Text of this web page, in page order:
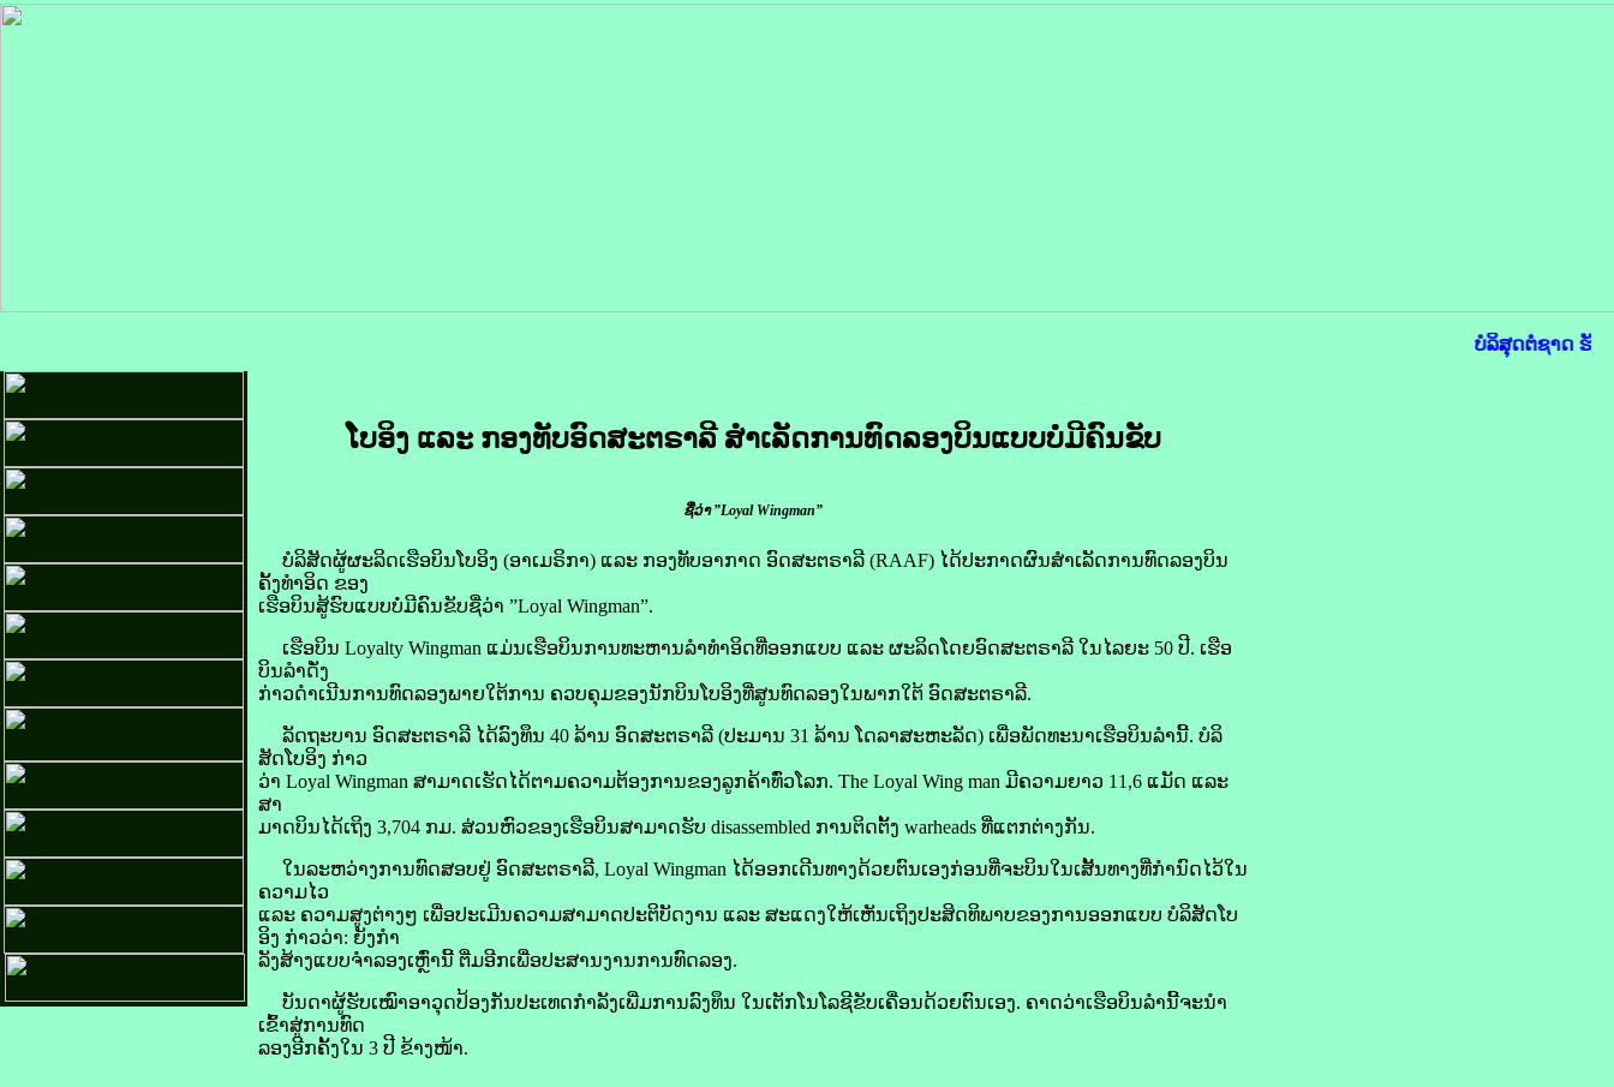
ບໍລິສຸດຕໍ່ຊາດ ຮັບ
ໂບອິງ ແລະ ກອງທັບອົດສະຕຣາລີ ສຳເລັດການທົດລອງບິນແບບບໍ່ມີຄົນຂັບ
ຊື່ວ່າ ”Lo­yal Wingman”
ບໍລິສັດຜູ້ຜະລິດເຮືອບິນໂບອິງ (ອາເມຣິກາ) ແລະ ກອງທັບອາກາດ ອົດສະຕຣາລີ (RAAF) ໄດ້ປະກາດຜົນສຳເລັດການທົດລອງບິນ
ຄັ້ງທຳອິດ ຂອງ
ເຮືອບິນສູ້ຮົບແບບບໍ່ມີຄົນຂັບຊື່ວ່າ ”Lo­yal Wingman”.
ເຮືອບິນ Loyalty Wingman ແມ່ນເຮືອບິນການທະຫານລຳທຳອິດທີ່ອອກແບບ ແລະ ຜະລິດໂດຍອົດສະຕຣາລີ ໃນໄລຍະ 50 ປີ. ເຮືອ
ບິນລໍາດັ່ງ
ກ່າວດໍາເນີນການທົດລອງພາຍໃຕ້ການ ຄວບຄຸມຂອງນັກບິນໂບອິງທີ່ສູນທົດລອງໃນພາກໃຕ້ ອົດສະຕຣາລີ.
ລັດຖະບານ ອົດສະຕຣາລີ ໄດ້ລົງທຶນ 40 ລ້ານ ອົດສະຕຣາລີ (ປະມານ 31 ລ້ານ ໂດລາສະຫະລັດ) ເພື່ອພັດທະນາເຮືອບິນລຳນີ້. ບໍລິ
ສັດໂບອິງ ກ່າວ
ວ່າ Loyal Wing­man ສາມາດເຮັດໄດ້ຕາມຄວາມຕ້ອງການຂອງລູກຄ້າທົ່ວໂລກ. The Loyal Wing man ມີຄວາມຍາວ 11,6 ແມັດ ແລະ
ສາ
ມາດບິນໄດ້ເຖິງ 3,704 ກມ. ສ່ວນຫົວຂອງເຮືອບິນສາມາດຮັບ disassemb­led ການຕິດຕັ້ງ warheads ທີ່ແຕກຕ່າງກັນ.
ໃນລະຫວ່າງການທົດສອບຢູ່ ອົດສະຕຣາລີ, Loyal Wingman ໄດ້ອອກເດີນທາງດ້ວຍຕົນເອງກ່ອນທີ່ຈະບິນໃນເສັ້ນທາງທີ່ກໍານົດໄວ້ໃນ
ຄວາມໄວ
ແລະ ຄວາມສູງຕ່າງໆ ເພື່ອປະເມີນຄວາມສາມາດປະຕິບັດງານ ແລະ ສະແດງໃຫ້ເຫັນເຖິງປະສິດທິພາບຂອງການອອກແບບ ບໍລິສັດໂບ
ອິງ ກ່າວວ່າ: ຍັງກຳ
ລັງສ້າງແບບຈຳລອງເຫຼົ່ານີ້ ຕື່ມອີກເພື່ອປະສານງານການທົດລອງ.
ບັນດາຜູ້ຮັບເໝົາອາວຸດປ້ອງກັນປະເທດກໍາລັງເພີ່ມການລົງທຶນ ໃນເຕັກໂນໂລຊີຂັບເຄື່ອນດ້ວຍຕົນເອງ. ຄາດວ່າເຮືອບິນລຳນີ້ຈະນຳ
ເຂົ້າສູ່ການທົດ
ລອງອີກຄັ້ງໃນ 3 ປີ ຂ້າງໜ້າ.